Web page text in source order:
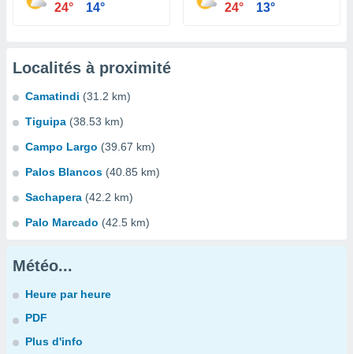
24° 14° 24° 13°
Localités à proximité
Camatindi (31.2 km)
Tiguipa (38.53 km)
Campo Largo (39.67 km)
Palos Blancos (40.85 km)
Sachapera (42.2 km)
Palo Marcado (42.5 km)
Météo...
Heure par heure
PDF
Plus d'info